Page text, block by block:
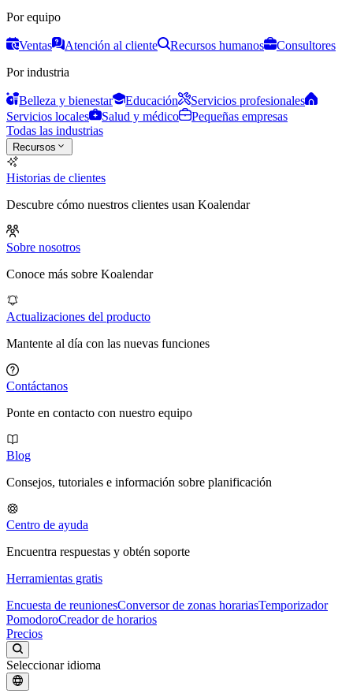
Por equipo
Ventas Atención al cliente Recursos humanos
Consultores
Por industria
Belleza y bienestar Educación
Servicios profesionales
Servicios locales
Salud y médico
Pequeñas empresas
Todas las industrias
Recursos
Historias de clientes
Descubre cómo nuestros clientes usan Koalendar
Sobre nosotros
Conoce más sobre Koalendar
Actualizaciones del producto
Mantente al día con las nuevas funciones
Contáctanos
Ponte en contacto con nuestro equipo
Blog
Consejos, tutoriales e información sobre planificación
Centro de ayuda
Encuentra respuestas y obtén soporte
Herramientas gratis
Encuesta de reunionesConversor de zonas horariasTemporizador
PomodoroCreador de horarios
Precios
Seleccionar idioma